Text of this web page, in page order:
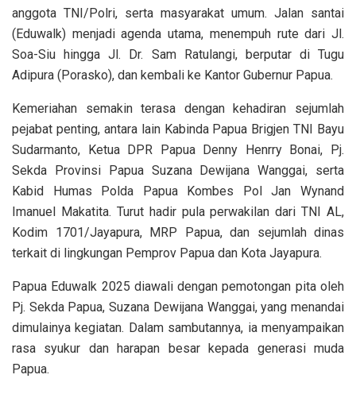
anggota TNI/Polri, serta masyarakat umum. Jalan santai
(Eduwalk) menjadi agenda utama, menempuh rute dari Jl.
Soa-Siu hingga Jl. Dr. Sam Ratulangi, berputar di Tugu
Adipura (Porasko), dan kembali ke Kantor Gubernur Papua.
Kemeriahan semakin terasa dengan kehadiran sejumlah
pejabat penting, antara lain Kabinda Papua Brigjen TNI Bayu
Sudarmanto, Ketua DPR Papua Denny Henrry Bonai, Pj.
Sekda Provinsi Papua Suzana Dewijana Wanggai, serta
Kabid Humas Polda Papua Kombes Pol Jan Wynand
Imanuel Makatita. Turut hadir pula perwakilan dari TNI AL,
Kodim 1701/Jayapura, MRP Papua, dan sejumlah dinas
terkait di lingkungan Pemprov Papua dan Kota Jayapura.
Papua Eduwalk 2025 diawali dengan pemotongan pita oleh
Pj. Sekda Papua, Suzana Dewijana Wanggai, yang menandai
dimulainya kegiatan. Dalam sambutannya, ia menyampaikan
rasa syukur dan harapan besar kepada generasi muda
Papua.